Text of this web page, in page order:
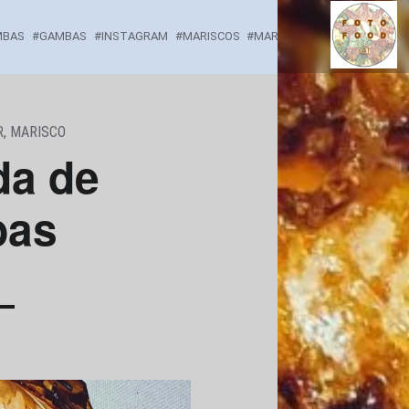
Comidinhas por onde passo...
de
, MARISCO
GAMBAS INSTAGRAM MARISCOS MARISQUEIRAMUNIQUE2